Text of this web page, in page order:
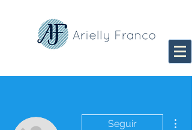
Seguir